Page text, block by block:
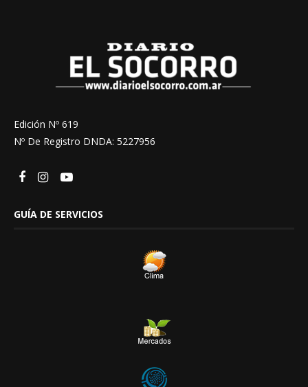
Edición Nº 619
Nº De Registro DNDA: 5227956
GUÍA DE SERVICIOS